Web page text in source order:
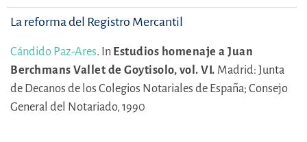
La reforma del Registro Mercantil
Cándido Paz-Ares. In Estudios homenaje a Juan
Berchmans Vallet de Goytisolo, vol. VI. Madrid: Junta
de Decanos de los Colegios Notariales de España; Consejo
General del Notariado, 1990